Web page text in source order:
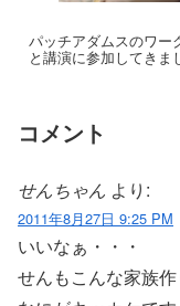
パッチアダムスのワー
と講演に参加してきま
コメント
せんちゃん より:
2011年8月27日 9:25 PM
いいなぁ・・・
せんもこんな家族作